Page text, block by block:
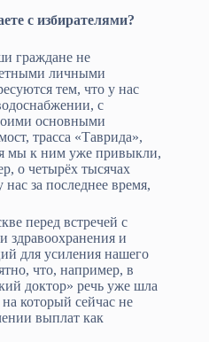
с избирателями?
граждане не
личными
тем, что у нас
с
основными
трасса «Таврида»,
мы к ним уже привыкли,
о четырёх тысячах
за последнее время,
перед встречей с
здравоохранения и
для усиления нашего
что, например, в
доктор» речь уже шла
который сейчас не
выплат как